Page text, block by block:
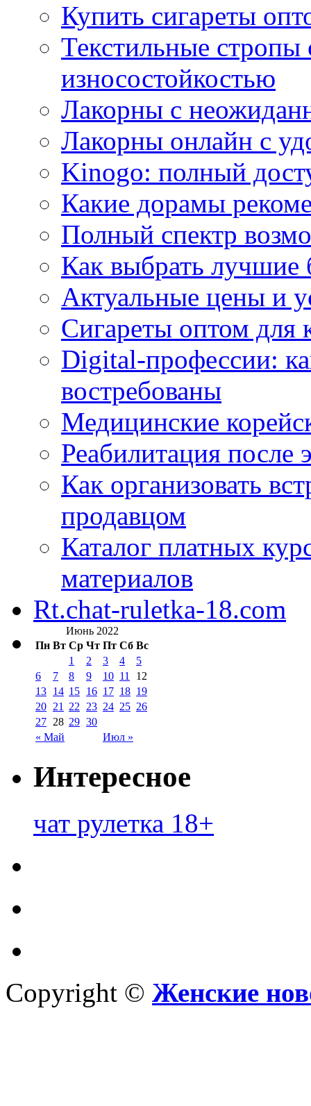
Купить сигареты
Текстильные
износостойкостью
Лакорны с
Лакорны онлайн с
Kinogo: полный
Какие дорамы
Полный спектр
Как выбрать
Актуальные цены и
Сигареты оптом для
Digital-профессии:
востребованы
Медицинские
Реабилитация после
Как организовать
продавцом
Каталог платных
материалов
Rt.chat-ruletka-18.com
Июнь 2022
Пн Вт Ср Чт Пт Сб Вс
« Май Июл »
1 2 3 4
5
6
7 8 9 10 11
12
13 14 15 16 17 18 19
20 21 22 23 24 25 26
27 28 29 30
Интересное
чат рулетка 18+
Copyright © Женские